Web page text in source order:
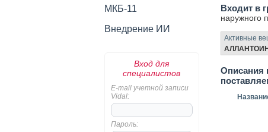
МКБ-11
Внедрение ИИ
Вход для
специалистов
E-mail учетной записи
Vidal:
Пароль:
Входит в
наружного
Активные
АЛЛАНТОИН
Описания